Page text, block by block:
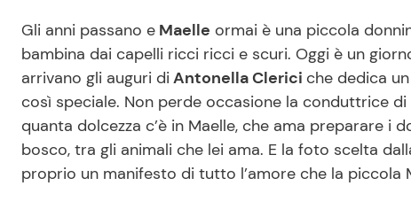
Gli anni passano e Maelle ormai è una piccola
bambina dai capelli ricci ricci e scuri. Oggi è un
arrivano gli auguri di Antonella Clerici che dedica
così speciale. Non perde occasione la conduttrice
quanta dolcezza c’è in Maelle, che ama preparare
bosco, tra gli animali che lei ama. E la foto scelta
proprio un manifesto di tutto l’amore che la piccola